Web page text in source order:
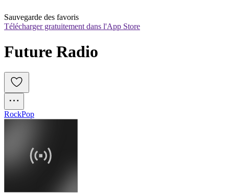
Sauvegarde des favoris
Télécharger gratuitement dans l'App Store
Future Radio
RockPop